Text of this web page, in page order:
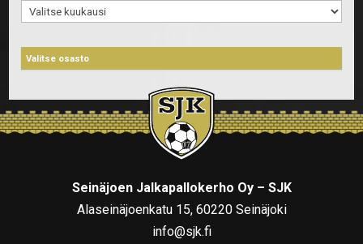
Arkistot
Seinäjoen Jalkapallokerho Oy – SJK
Alaseinäjoenkatu 15, 60220 Seinäjoki
info@sjk.fi